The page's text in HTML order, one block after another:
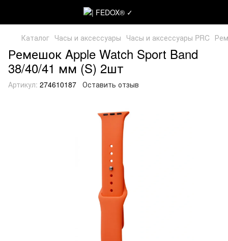
Каталог Часы и аксессуары Часы и аксессуары PRC
Ремешок Apple Watch Sport Band
38/40/41 мм (S) 2шт
Артикул: 274610187 Оставить отзыв